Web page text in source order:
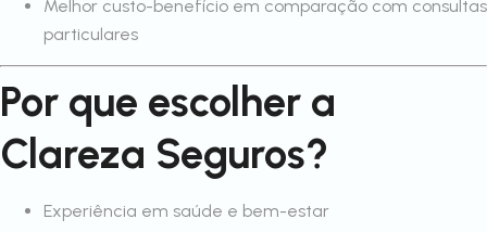
Melhor custo-benefício em comparação com consultas
particulares
Por que escolher a
Clareza Seguros?
Experiência em saúde e bem-estar